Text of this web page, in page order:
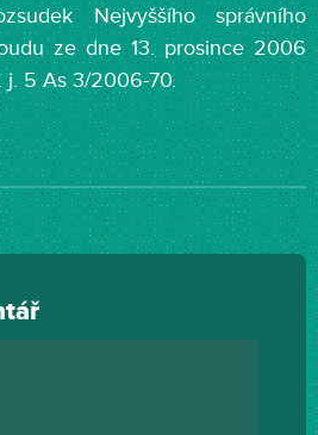
Nejvyššího správního
ze dne 13. prosince 2006
j. 5 As 3/2006-70.